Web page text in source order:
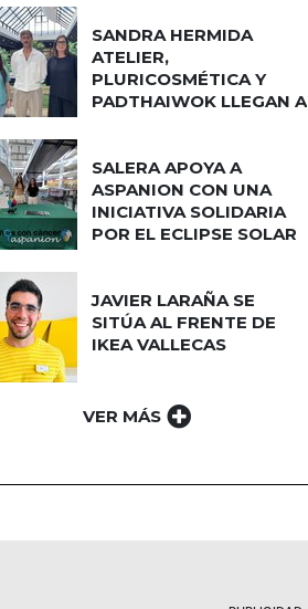
SANDRA HERMIDA
ATELIER,
PLURICOSMÉTICA Y
PADTHAIWOK LLEGAN A
SALERA APOYA A
ASPANION CON UNA
INICIATIVA SOLIDARIA
POR EL ECLIPSE SOLAR
JAVIER LARAÑA SE
SITÚA AL FRENTE DE
IKEA VALLECAS
VER MÁS